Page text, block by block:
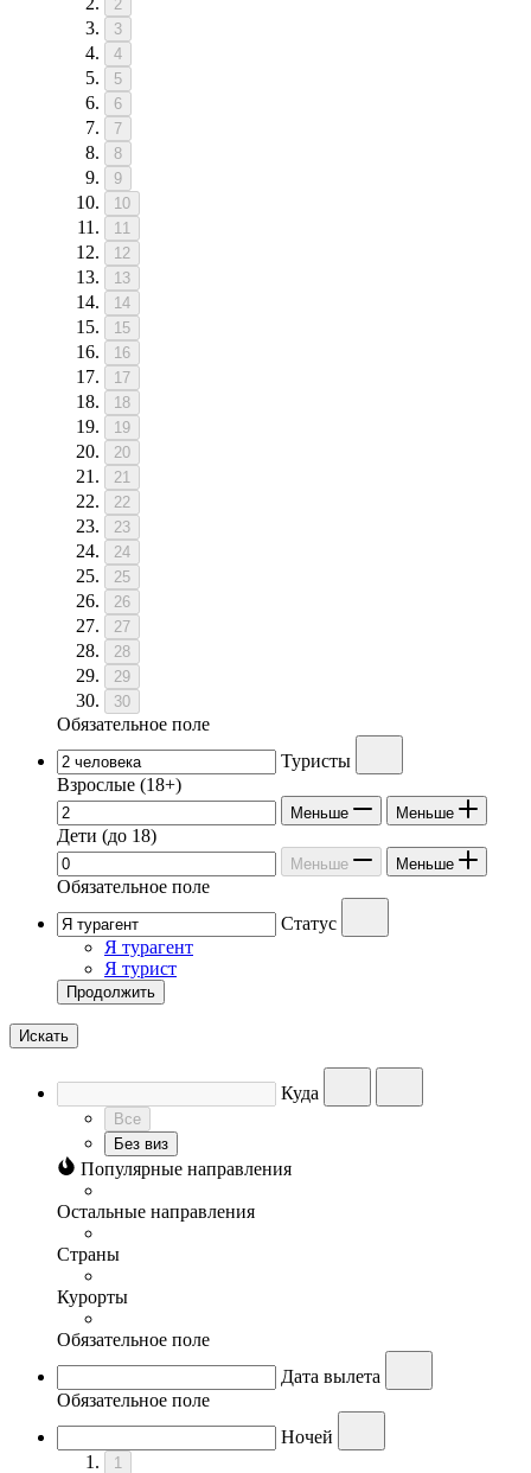
2
3
4
5
6
7
8
9
10
11
12
13
14
15
16
17
18
19
20
21
22
23
24
25
26
27
28
29
30
Обязательное поле
Туристы
Взрослые (18+)
Меньше Меньше
Дети (до 18)
Меньше Меньше
Обязательное поле
Статус
Я турагент
Я турист
Продолжить
Искать
Куда
Все
Без виз
Популярные направления
Остальные направления
Страны
Курорты
Обязательное поле
Дата вылета
Обязательное поле
Ночей
1